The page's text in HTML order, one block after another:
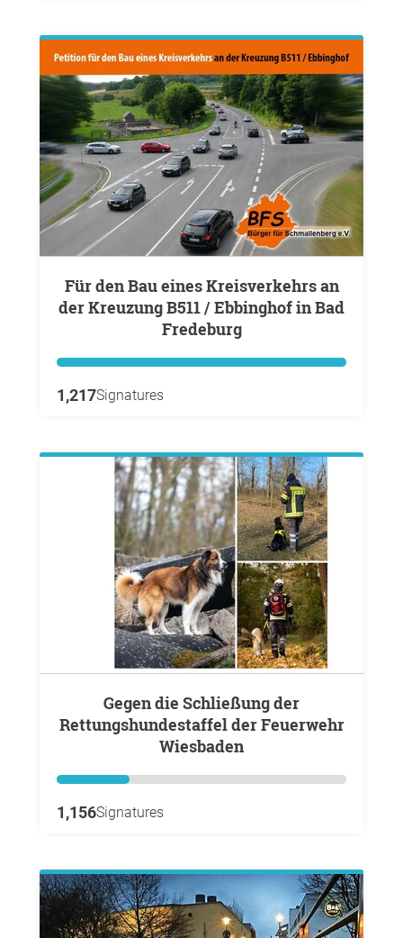
Für den Bau eines Kreisverkehrs an
der Kreuzung B511 / Ebbinghof in Bad
Fredeburg
1,217Signatures
Gegen die Schließung der
Rettungshundestaffel der Feuerwehr
Wiesbaden
1,156Signatures